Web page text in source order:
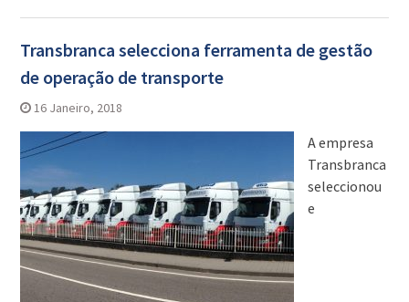
Transbranca selecciona ferramenta de gestão
de operação de transporte
16 Janeiro, 2018
A empresa
Transbranca
seleccionou
e